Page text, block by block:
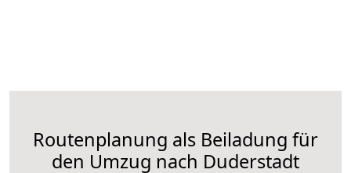
Routenplanung als Beiladung für
den Umzug nach Duderstadt